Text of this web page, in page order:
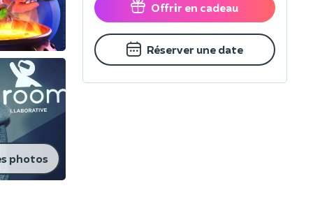
photos
Offrir en cadeau
Réserver une date